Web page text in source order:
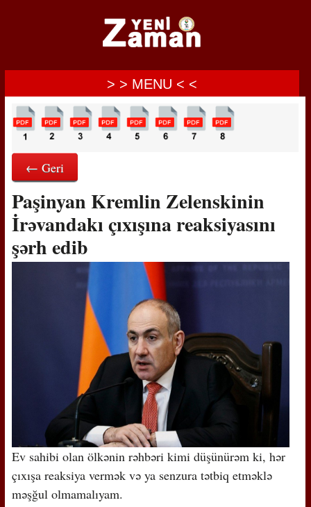
> > MENU < <
← Geri
Paşinyan Kremlin Zelenskinin
İrəvandakı çıxışına reaksiyasını
şərh edib
Ev sahibi olan ölkənin rəhbəri kimi düşünürəm ki, hər
çıxışa reaksiya vermək və ya senzura tətbiq etməklə
məşğul olmamalıyam.